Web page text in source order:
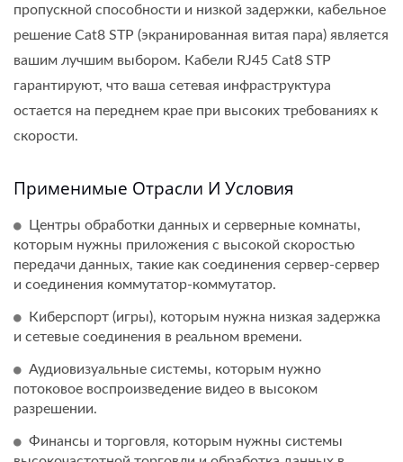
пропускной способности и низкой задержки, кабельное
решение Cat8 STP (экранированная витая пара) является
вашим лучшим выбором. Кабели RJ45 Cat8 STP
гарантируют, что ваша сетевая инфраструктура
остается на переднем крае при высоких требованиях к
скорости.
Применимые Отрасли И Условия
Центры обработки данных и серверные комнаты,
которым нужны приложения с высокой скоростью
передачи данных, такие как соединения сервер-сервер
и соединения коммутатор-коммутатор.
Киберспорт (игры), которым нужна низкая задержка
и сетевые соединения в реальном времени.
Аудиовизуальные системы, которым нужно
потоковое воспроизведение видео в высоком
разрешении.
Финансы и торговля, которым нужны системы